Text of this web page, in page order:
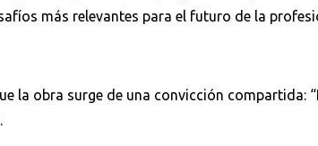
más relevantes para el futuro de la
la obra surge de una convicción compartida: